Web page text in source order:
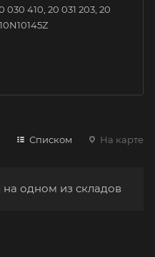
030 410, 20 031 203, 20
Списком На карте
на одном из складов